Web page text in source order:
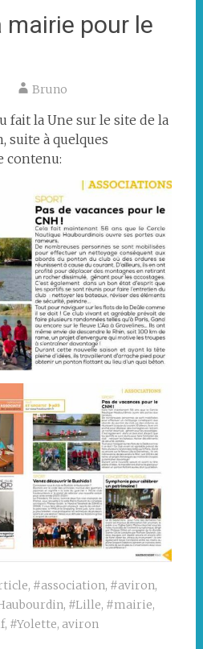
pour le
Bruno
fait la Une sur le site de la
suite à quelques
contenu:
, #association, #aviron,
, #Lille, #mairie,
, #Yolette, aviron